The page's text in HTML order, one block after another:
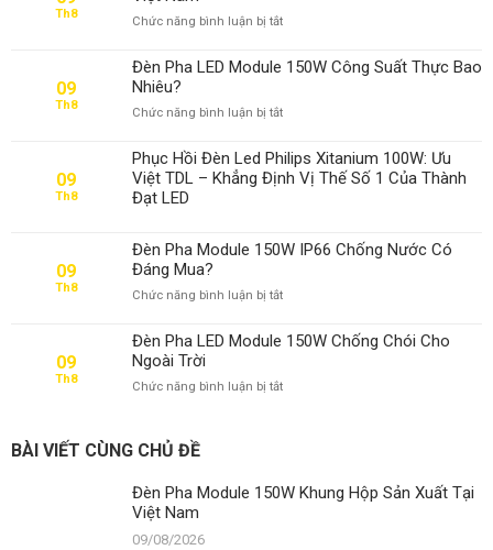
Th8
Chức năng bình luận bị tắtở
Pha
Module
Khung
Sản
Xuất
09
Th8
Đèn Pha LED Module 150W Công Suất Thực Bao
Nhiêu?
Chức năng bình luận bị tắtở
Pha
LED
Module
Suất
Nhiêu?
09
Th8
Phục Hồi Đèn Led Philips Xitanium 100W: Ưu
Việt TDL – Khẳng Định Vị Thế Số 1 Của Thành
Đạt LED
09
Th8
Đèn Pha Module 150W IP66 Chống Nước Có
Đáng Mua?
Chức năng bình luận bị tắtở
Pha
Module
IP66
09
Th8
Đèn Pha LED Module 150W Chống Chói Cho
Ngoài Trời
Chức năng bình luận bị tắtở
Chống
BÀI VIẾT CÙNG CHỦ ĐỀ
Đèn Pha Module 150W Khung Hộp Sản Xuất Tại
Việt Nam
09/08/2026